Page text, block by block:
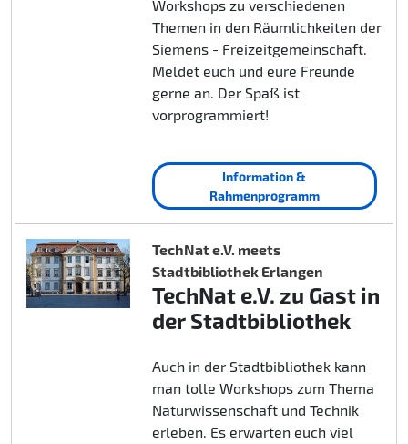
Workshops zu verschiedenen
Themen in den Räumlichkeiten der
Siemens - Freizeitgemeinschaft.
Meldet euch und eure Freunde
gerne an. Der Spaß ist
vorprogrammiert!
Information &
Rahmenprogramm
TechNat e.V. meets
Stadtbibliothek Erlangen
TechNat e.V. zu Gast in
der Stadtbibliothek
Auch in der Stadtbibliothek kann
man tolle Workshops zum Thema
Naturwissenschaft und Technik
erleben. Es erwarten euch viel